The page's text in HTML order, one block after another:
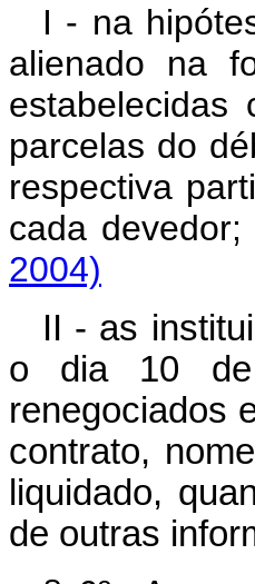
I - na
alienado na
estabelecidas
parcelas do
respectiva
cada
2004)
II - as
o dia 10 de
renegociados
contrato,
liquidado,
de outras